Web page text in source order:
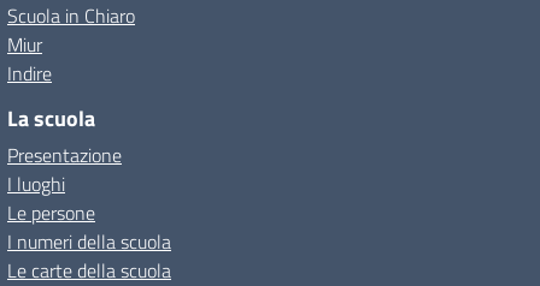
Scuola in Chiaro
Miur
Indire
La scuola
Presentazione
I luoghi
Le persone
I numeri della scuola
Le carte della scuola